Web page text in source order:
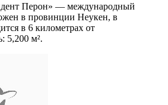
Перон» — международный
в провинции Неукен, в
в 6 километрах от
5,200 м².